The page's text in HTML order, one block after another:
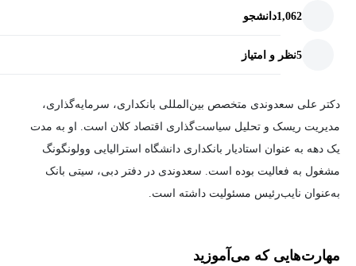
1,062دانشجو
5نظر و امتیاز
دکتر علی سعدوندی متخصص بین‌المللی بانکداری، سرمایه‌گذاری،
مدیریت ریسک و تحلیل سیاست‌گذاری اقتصاد کلان است. او به مدت
یک‌ دهه به عنوان استادیار بانکداری دانشگاه استرالیایی وولونگونگ
مشغول‌ به فعالیت بوده است. سعدوندی در دفتر دبی‌، سیتی بانک
به‌عنوان نایب‌‌رئیس مسئولیت داشته است.
است. ایشان دوره‌های تخصصی حقوق و اقتصاد را در دانشگاه شیکاگو،
مهارت‌هایی که می‌آموزید